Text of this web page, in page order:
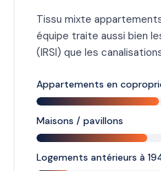
Tissu mixte
équipe traite aussi bien
(IRSI) que les
Appartements en
Maisons / pavillons
Logements antérieurs à